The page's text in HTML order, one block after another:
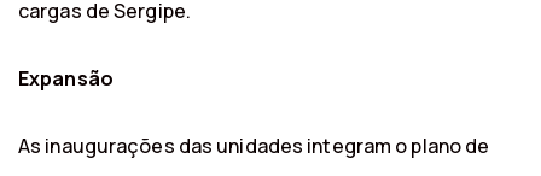
cargas de Sergipe.
Expansão
As inaugurações das unidades integram o plano de